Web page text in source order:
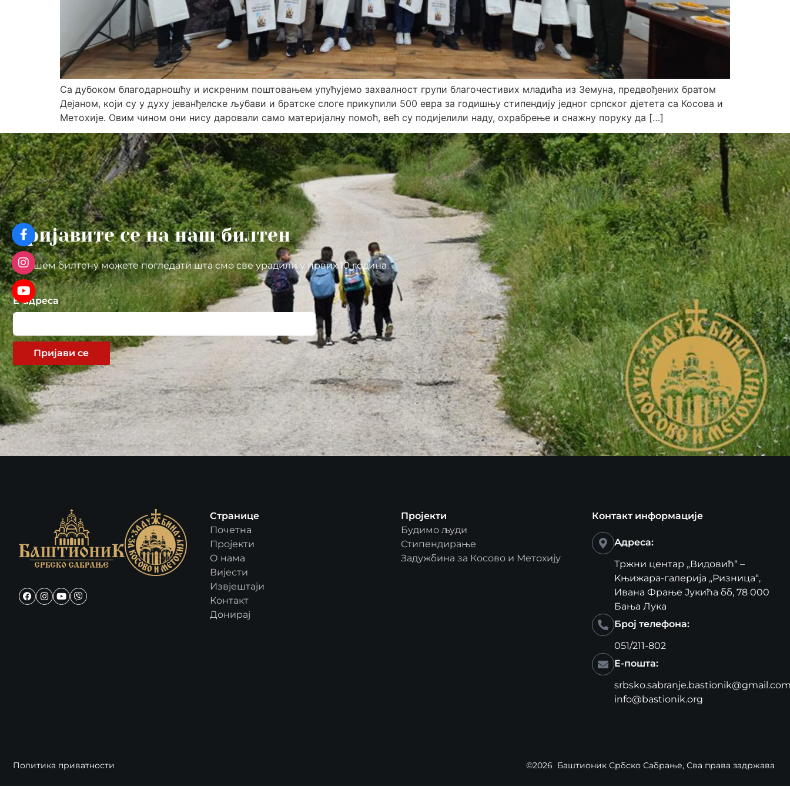
Са дубоком благодарношћу и искреним поштовањем упућујемо захвалност групи благочестивих младића из Земуна, предвођених братом
Дејаном, који су у духу јеванђелске љубави и братске слоге прикупили 500 евра за годишњу стипендију једног српског дјетета са Косова и
Метохије. Овим чином они нису даровали само материјалну помоћ, већ су подијелили наду, охрабрење и снажну поруку да […]
Пријавите се на наш билтен
У нашем билтену можете погледати шта смо све урадили у првих 10 година
Е-адреса
Пријави се
Странице
Почетна
Пројекти
О нама
Вијести
Извјештаји
Контакт
Донирај
Пројекти
Будимо људи
Стипендирање
Задужбина за Косово и Метохију
Контакт информације
Адреса:
Тржни центар „Видовић“ –
Kњижара-галерија „Ризница“,
Ивана Фрање Јукића бб, 78 000
Бања Лука
Број телефона:
051/211-802
Е-пошта:
info@bastionik.org
Политика приватности ©2026 Баштионик Србско Сабрање, Сва права задржава